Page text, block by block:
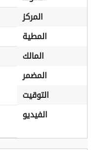
المركز
المطية
المالك
المضمر
التوقيت
الفيديو